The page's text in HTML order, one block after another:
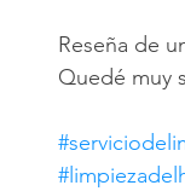
Reseña de
Quedé muy